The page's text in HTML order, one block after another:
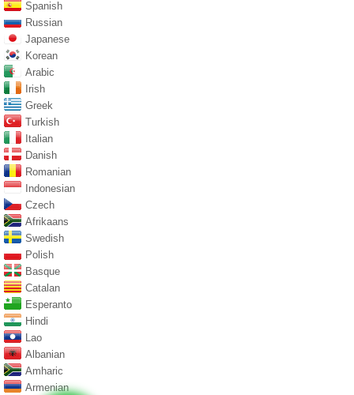
Spanish
Russian
Japanese
Korean
Arabic
Irish
Greek
Turkish
Italian
Danish
Romanian
Indonesian
Czech
Afrikaans
Swedish
Polish
Basque
Catalan
Esperanto
Hindi
Lao
Albanian
Amharic
Armenian